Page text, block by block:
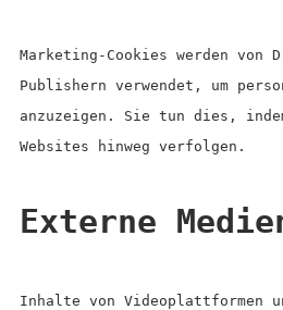
Marketing-Cookies werden
Publishern verwendet, um
anzuzeigen. Sie tun dies,
Websites hinweg verfolgen.
Externe
Inhalte von Videoplattformen